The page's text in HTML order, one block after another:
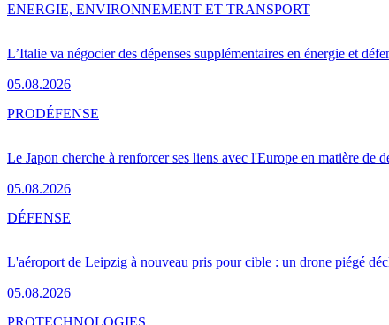
L’Italie va négocier des dépenses supplémentaires en énergie et
05.08.2026
ENERGIE, ENVIRONNEMENT ET TRANSPORT
Le Japon cherche à renforcer ses liens avec l'Europe en matière de
05.08.2026
PRODÉFENSE
L'aéroport de Leipzig à nouveau pris pour cible : un drone piégé
05.08.2026
DÉFENSE
PROTECHNOLOGIES